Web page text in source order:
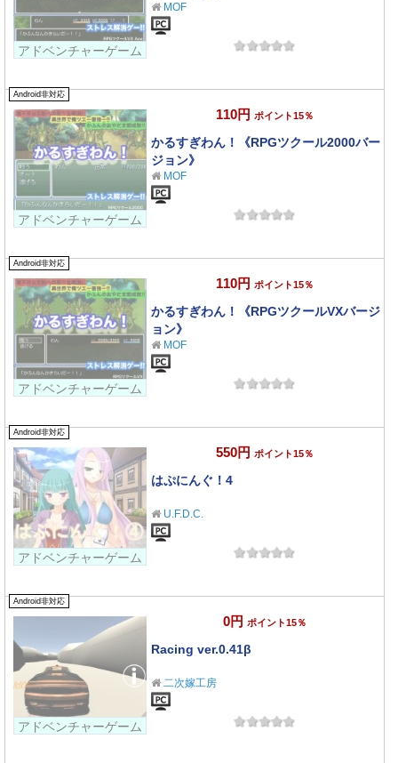
アドベンチャーゲーム
MOF
Android非対応
アドベンチャーゲーム
110円 ポイント15％
かるすぎわん！《RPGツクール2000バー
ジョン》
MOF
Android非対応
アドベンチャーゲーム
110円 ポイント15％
かるすぎわん！《RPGツクールVXバージ
ョン》
MOF
Android非対応
アドベンチャーゲーム
550円 ポイント15％
はぷにんぐ！4
U.F.D.C.
Android非対応
アドベンチャーゲーム
0円 ポイント15％
Racing ver.0.41β
二次嫁工房